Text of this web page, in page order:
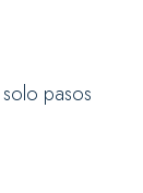
pasos